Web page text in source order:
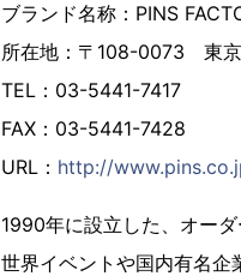
ブランド名称：PINS
所在地：〒108-0073 東
TEL：03-5441-7417
FAX：03-5441-7428
URL： http://
1990年に設立した、オー
世界イベントや国内有名企